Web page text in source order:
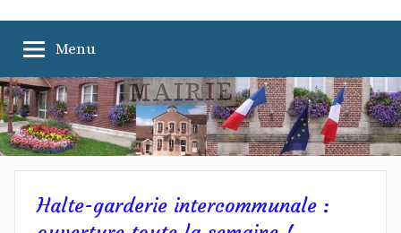
Mairie
de
Grandfresnoy
de
la
commune
Menu
Halte-garderie intercommunale :